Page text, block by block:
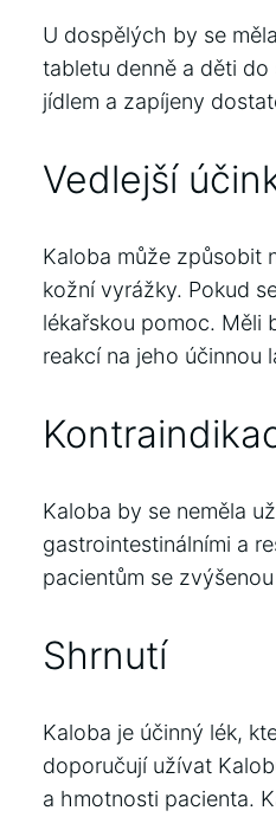
U dospělých by se
tabletu denně a děti
jídlem a zapíjeny
Vedlejší
Kaloba může způsobit
kožní vyrážky. Pokud
lékařskou pomoc. Měli
reakcí na jeho účinnou
Kaloba by se neměla
gastrointestinálními a
pacientům se
Shrnutí
Kaloba je účinný lék,
doporučují užívat
a hmotnosti pacienta.